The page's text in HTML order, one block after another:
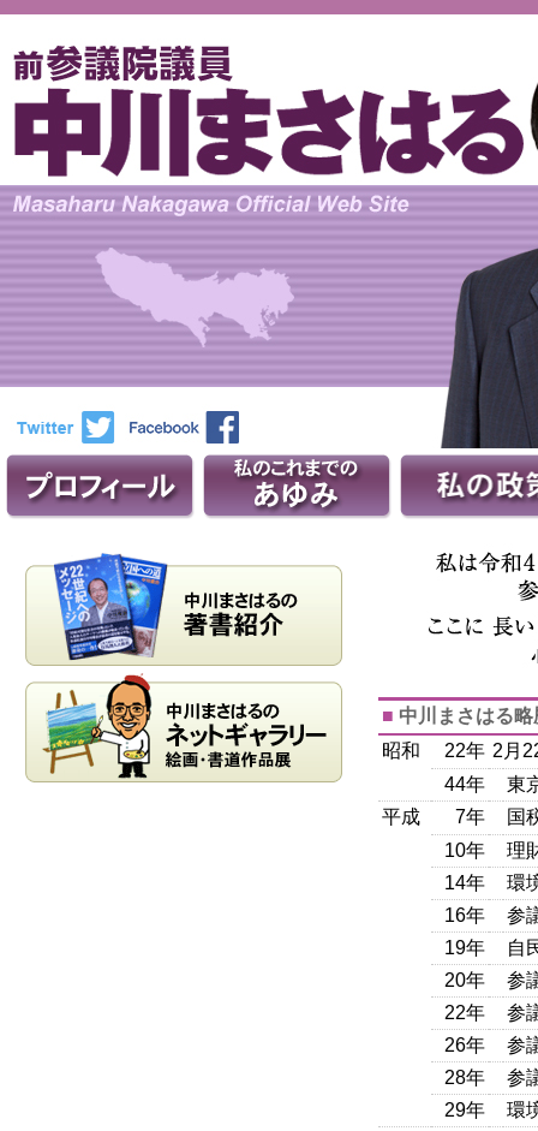
■ 中川まさはる略
昭和
22年 2月
44年
東
平成
7年
国
10年
理
14年
環
16年
参
19年
自
20年
参
22年
参
26年
参
28年
参
29年
環